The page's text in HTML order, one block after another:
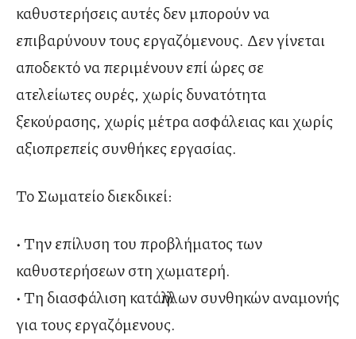
καθυστερήσεις αυτές δεν μπορούν να
επιβαρύνουν τους εργαζόμενους. Δεν γίνεται
αποδεκτό να περιμένουν επί ώρες σε
ατελείωτες ουρές, χωρίς δυνατότητα
ξεκούρασης, χωρίς μέτρα ασφάλειας και χωρίς
αξιοπρεπείς συνθήκες εργασίας.
Το Σωματείο διεκδικεί:
• Την επίλυση του προβλήματος των
καθυστερήσεων στη χωματερή.
• Τη διασφάλιση κατάλληλων συνθηκών αναμονής
για τους εργαζόμενους.